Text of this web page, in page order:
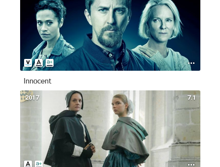
Innocent
7.1
2017